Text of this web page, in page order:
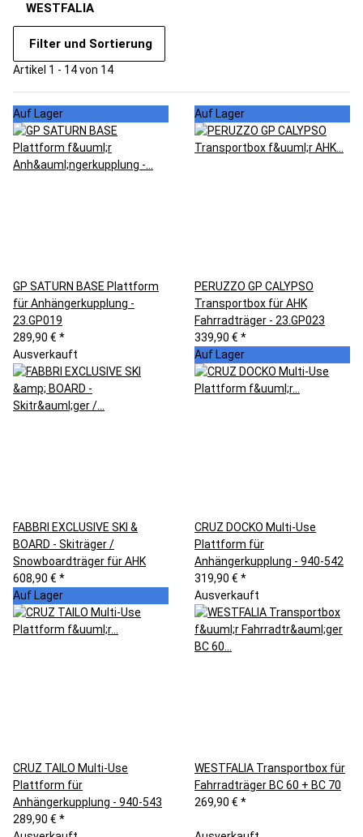
WESTFALIA
Filter und Sortierung
Artikel 1 - 14 von 14
Auf Lager
GP SATURN BASE Plattform
für Anhängerkupplung -
23.GP019
289,90 € *
Auf Lager
PERUZZO GP CALYPSO
Transportbox für AHK
Fahrradträger - 23.GP023
339,90 € *
Ausverkauft
FABBRI EXCLUSIVE SKI &
BOARD - Skiträger /
Snowboardträger für AHK
608,90 € *
Auf Lager
CRUZ DOCKO Multi-Use
Plattform für
Anhängerkupplung - 940-542
319,90 € *
Auf Lager
CRUZ TAILO Multi-Use
Plattform für
Anhängerkupplung - 940-543
289,90 € *
Ausverkauft
WESTFALIA Transportbox für
Fahrradträger BC 60 + BC 70
269,90 € *